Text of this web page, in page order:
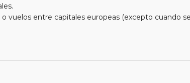
vuelos entre capitales europeas (excepto cuando